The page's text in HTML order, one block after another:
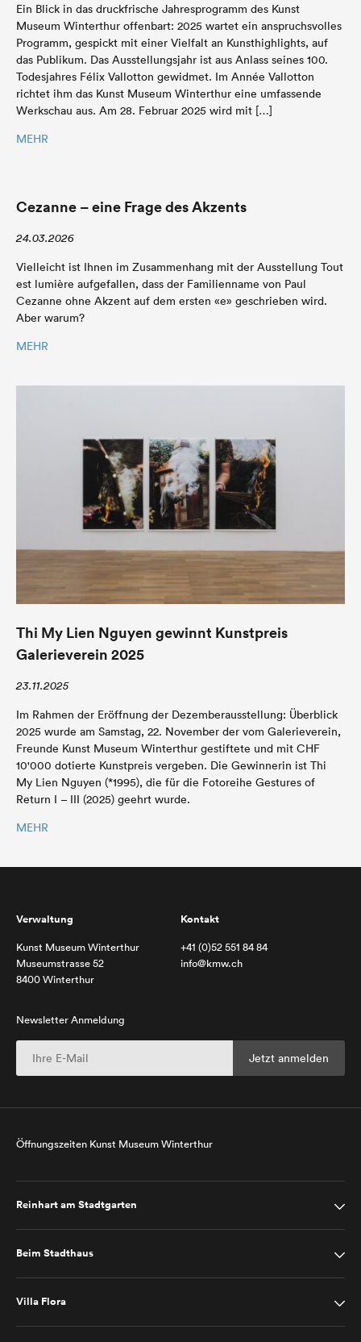
Ein Blick in das druckfrische Jahresprogramm des Kunst
Museum Winterthur offenbart: 2025 wartet ein anspruchsvolles
Programm, gespickt mit einer Vielfalt an Kunsthighlights, auf
das Publikum. Das Ausstellungsjahr ist aus Anlass seines 100.
Todesjahres Félix Vallotton gewidmet. Im Année Vallotton
richtet ihm das Kunst Museum Winterthur eine umfassende
Werkschau aus. Am 28. Februar 2025 wird mit […]
MEHR
Cezanne – eine Frage des Akzents
24.03.2026
Vielleicht ist Ihnen im Zusammenhang mit der Ausstellung Tout
est lumière aufgefallen, dass der Familienname von Paul
Cezanne ohne Akzent auf dem ersten «e» geschrieben wird.
Aber warum?
MEHR
Thi My Lien Nguyen gewinnt Kunstpreis
Galerieverein 2025
23.11.2025
Im Rahmen der Eröffnung der Dezemberausstellung: Überblick
2025 wurde am Samstag, 22. November der vom Galerieverein,
Freunde Kunst Museum Winterthur gestiftete und mit CHF
10'000 dotierte Kunstpreis vergeben. Die Gewinnerin ist Thi
My Lien Nguyen (*1995), die für die Fotoreihe Gestures of
Return I – III (2025) geehrt wurde.
MEHR
Verwaltung
Kunst Museum Winterthur
Museumstrasse 52
8400 Winterthur
Kontakt
+41 (0)52 551 84 84
info@kmw.ch
Newsletter Anmeldung
Öffnungszeiten Kunst Museum Winterthur
Reinhart am Stadtgarten
Beim Stadthaus
Villa Flora